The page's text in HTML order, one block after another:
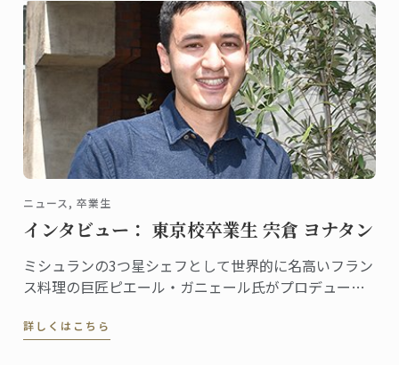
ニュース, 卒業生
インタビュー： 東京校卒業生 宍倉 ヨナタン
ミシュランの3つ星シェフとして世界的に名高いフラン
ス料理の巨匠ピエール・ガニェール氏がプロデュース
ターコンチネンタルホテル東京にある同レストランに
詳しくはこちら